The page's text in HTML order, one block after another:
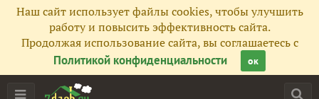
Наш сайт использует файлы cookies, чтобы улучшить
работу и повысить эффективность сайта.
Продолжая использование сайта, вы соглашаетесь с
Политикой конфиденциальности
ок